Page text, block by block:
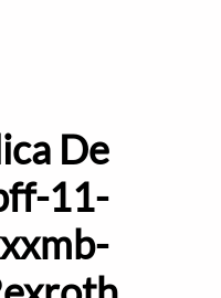
De
11-